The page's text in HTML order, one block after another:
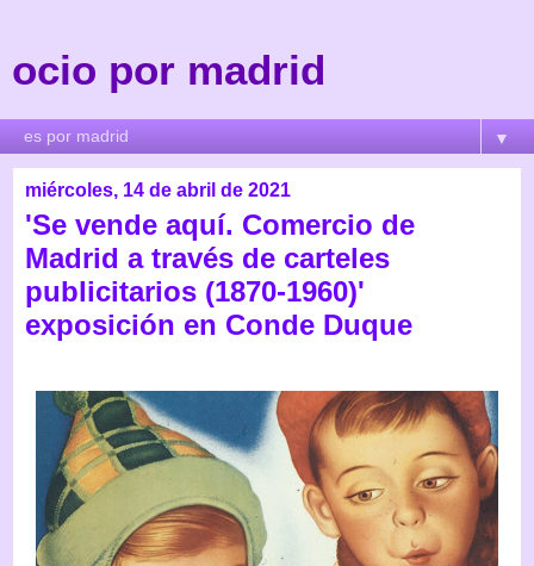
ocio por madrid
▼
miércoles, 14 de abril de 2021
'Se vende aquí. Comercio de
Madrid a través de carteles
publicitarios (1870-1960)'
exposición en Conde Duque